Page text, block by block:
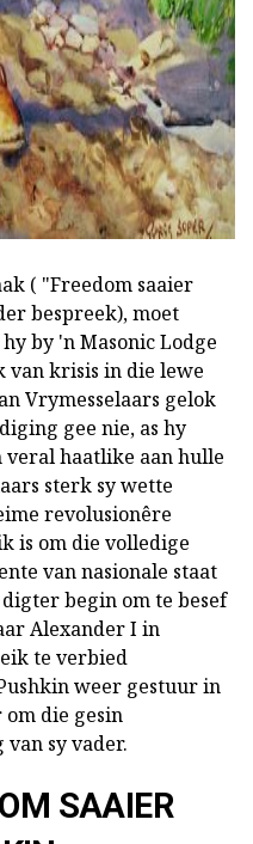
( "Freedom saaier
bespreek), moet
by 'n Masonic Lodge
van krisis in die lewe
Vrymesselaars gelok
gee nie, as hy
veral haatlike aan hulle
sterk sy wette
revolusionêre
is om die volledige
van nasionale staat
begin om te besef
Alexander I in
te verbied
weer gestuur in
die gesin
sy vader.
SAAIER